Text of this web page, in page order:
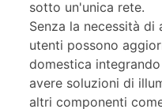
sotto un'unica rete.
Senza la necessità
utenti possono
domestica
avere soluzioni di
altri componenti